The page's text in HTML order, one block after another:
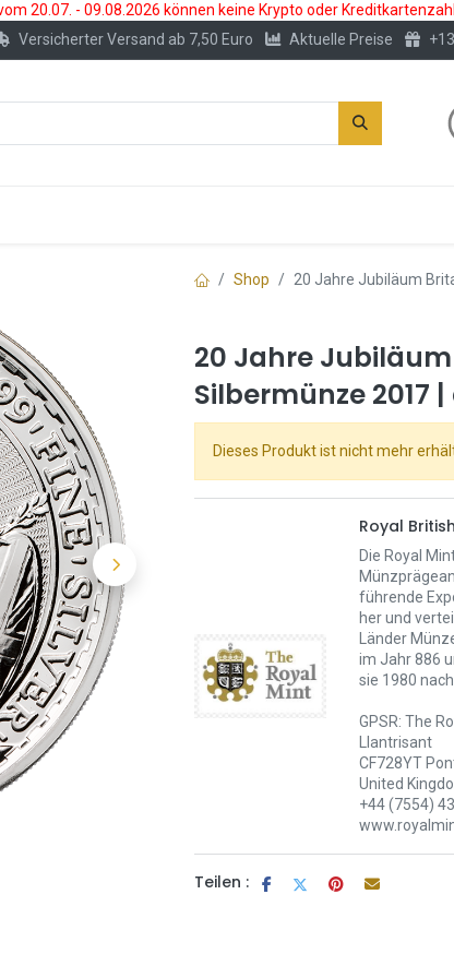
20.07. - 09.08.2026 können keine Krypto oder
Versicherter Versand ab 7,50 Euro Aktuelle Preise
Shop 20 Jahre Jubiläum
20 Jahre
Silbermünze 2017
Dieses Produkt ist nicht mehr
Royal
Die Royal
führende
her und
Länder
im Jahr 886
sie 1980
GPSR: The
Llantrisant
CF728YT
United
+44 (7554)
Teilen :